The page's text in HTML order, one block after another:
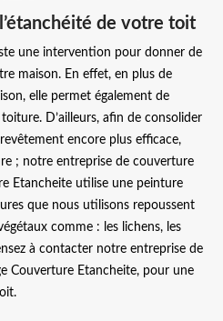
de votre toit
une intervention pour donner de
maison. En effet, en plus de
elle permet également de
D’ailleurs, afin de consolider
encore plus efficace,
; notre entreprise de couverture
Etancheite utilise une peinture
que nous utilisons repoussent
comme : les lichens, les
à contacter notre entreprise de
Couverture Etancheite, pour une